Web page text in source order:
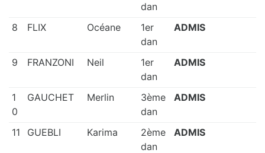
dan
8 FLIX Océane
1er
dan
ADMIS
9 FRANZONI Neil
1er
dan
ADMIS
1
0
GAUCHET Merlin
3ème
dan
ADMIS
11 GUEBLI Karima
2ème
dan
ADMIS